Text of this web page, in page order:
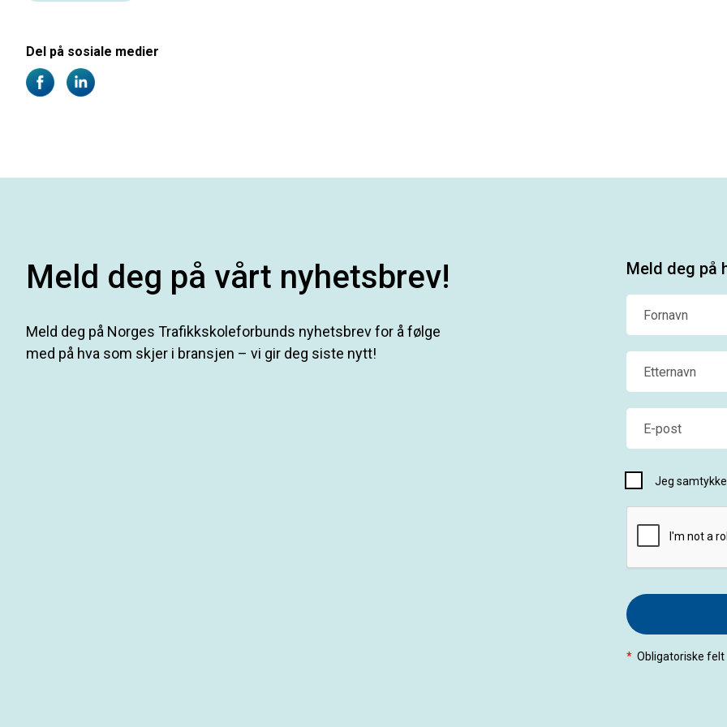
Del på sosiale medier
Meld deg på vårt nyhetsbrev!
Meld deg på Norges Trafikkskoleforbunds nyhetsbrev for å følge
med på hva som skjer i bransjen – vi gir deg siste nytt!
Meld deg på
Fornavn
Etternavn
E-post
Jeg
* Obligatoriske